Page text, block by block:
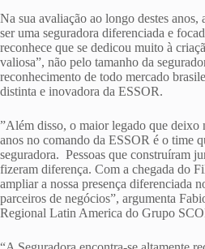
Na sua avaliação ao longo destes anos,
ser uma seguradora diferenciada e
reconhece que se dedicou muito à
valiosa”, não pelo tamanho da
reconhecimento de todo mercado
distinta e inovadora da ESSOR.
”Além disso, o maior legado que deixo
anos no comando da ESSOR é o time
seguradora. Pessoas que construíram
fizeram diferença. Com a chegada do
ampliar a nossa presença diferenciada
parceiros de negócios”, argumenta
Regional Latin America do Grupo